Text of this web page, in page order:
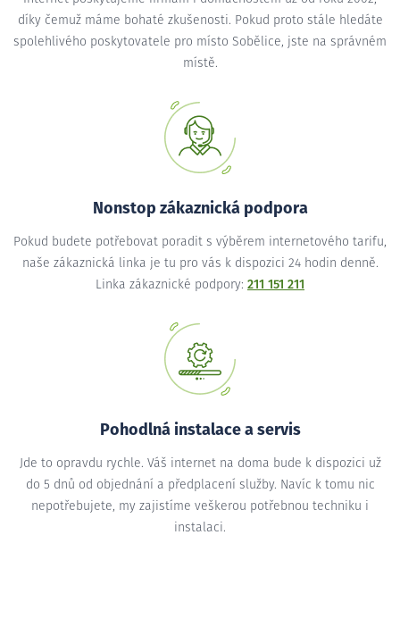
díky čemuž máme bohaté zkušenosti. Pokud proto stále hledáte
spolehlivého poskytovatele pro místo Sobělice, jste na správném
místě.
Nonstop zákaznická podpora
Pokud budete potřebovat poradit s výběrem internetového tarifu,
naše zákaznická linka je tu pro vás k dispozici 24 hodin denně.
Linka zákaznické podpory: 211 151 211
Pohodlná instalace a servis
Jde to opravdu rychle. Váš internet na doma bude k dispozici už
do 5 dnů od objednání a předplacení služby. Navíc k tomu nic
nepotřebujete, my zajistíme veškerou potřebnou techniku i
instalaci.